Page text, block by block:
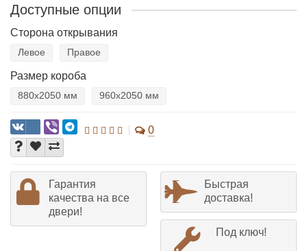
Доступные опции
Сторона открывания
Левое Правое
Размер короба
880х2050 мм 960х2050 мм
0
Гарантия
качества на все
двери!
Быстрая
доставка!
Под ключ!